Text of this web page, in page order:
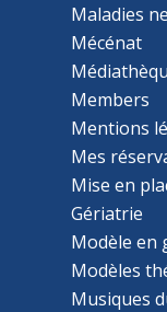
Maladies
Mécénat
Members
Mentions
Mes
Mise en
Gériatrie
Modèle en
Modèles
Musiques